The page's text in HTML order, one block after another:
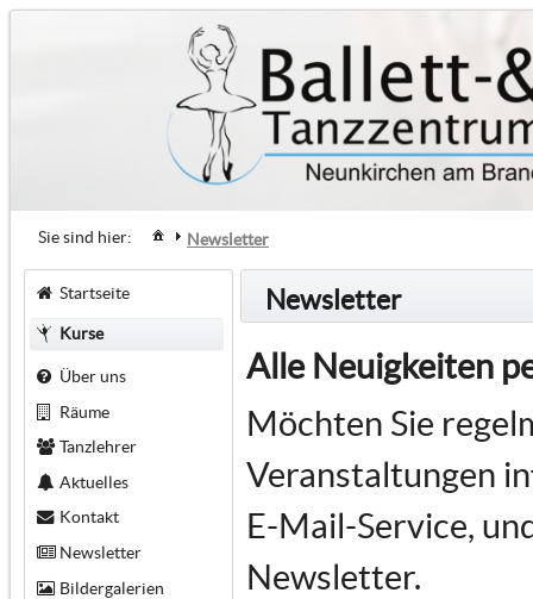
Sie sind hier: Newsletter
Startseite
Kurse
Über uns
Räume
Tanzlehrer
Aktuelles
Kontakt
Newsletter
Bildergalerien
Newsletter
Alle Neuigkeiten
Möchten Sie
Veranstaltungen
E-Mail-Service,
Newsletter.